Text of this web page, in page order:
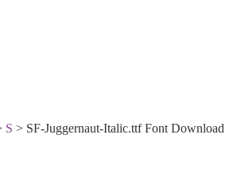
S > SF-Juggernaut-Italic.ttf Font Download